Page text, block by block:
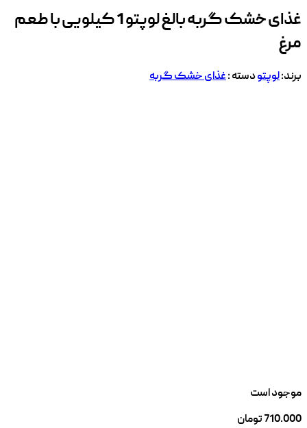
غذای خشک گربه بالغ لوپتو 1 کیلویی با طعم
مرغ
برند:لوپتودسته :غذای خشک گربه
موجود است
710.000تومان